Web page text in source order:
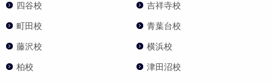
四谷校 吉祥寺校
町田校 青葉台校
藤沢校 横浜校
柏校 津田沼校